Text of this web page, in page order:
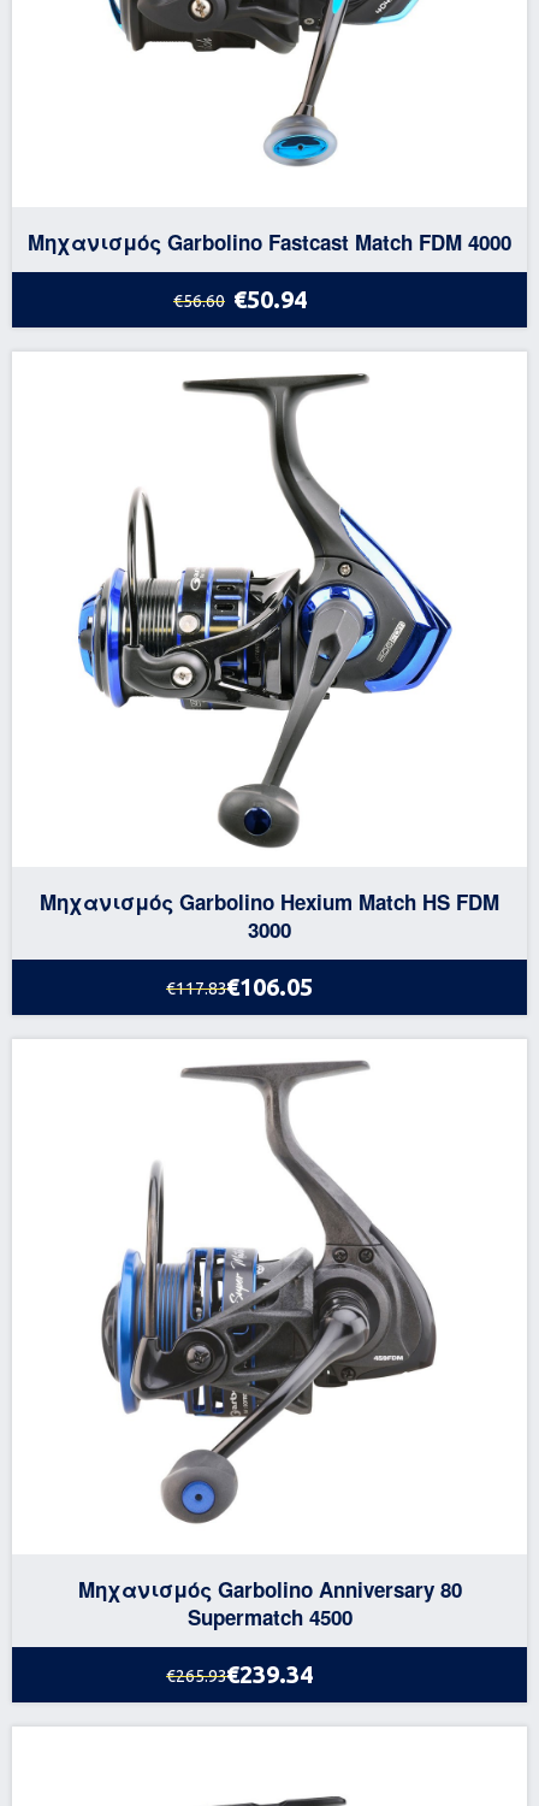
Μηχανισμός Garbolino Fastcast Match FDM 4000
€56.60 €50.94
Μηχανισμός Garbolino Hexium Match HS FDM
3000
€117.83€106.05
Μηχανισμός Garbolino Anniversary 80
Supermatch 4500
€265.93€239.34